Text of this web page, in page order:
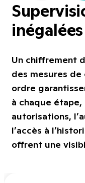
inégalées
Un chiffrement
des mesures
ordre
à chaque
autorisations,
l’accès à
offrent une